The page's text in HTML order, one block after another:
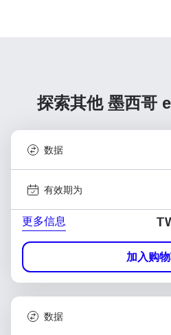
探索其他 墨西哥
数据
有效期为
更多信息
加入购
数据